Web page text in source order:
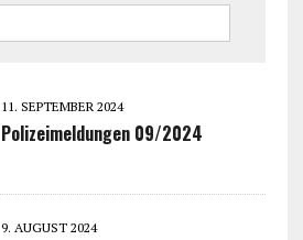
11. SEPTEMBER 2024
Polizeimeldungen 09/2024
9. AUGUST 2024